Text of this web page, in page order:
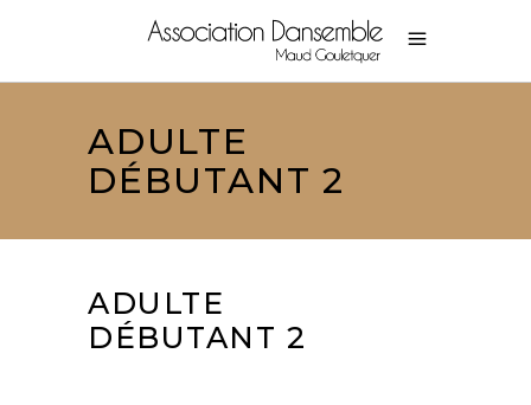
ADULTE
DÉBUTANT 2
ADULTE
DÉBUTANT 2